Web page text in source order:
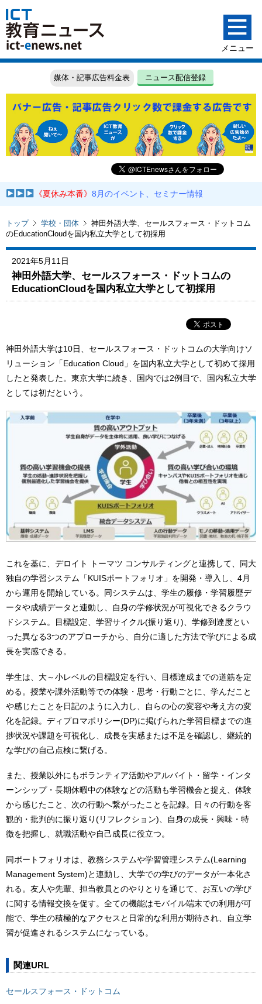
媒体・記事広告料金表 ニュース配信登録
《夏休み本番》8月のイベント、セミナー情報
トップ 学校・団体
神田外語大学、セールスフォース・ドットコム
のEducationCloudを国内私立大学として初採用
2021年5月11日
神田外語大学、セールスフォース・ドットコムの
EducationCloudを国内私立大学として初採用
神田外語大学は10日、セールスフォース・ドットコムの大学向けソ
リューション「Education Cloud」を国内私立大学として初めて採用
したと発表した。東京大学に続き、国内では2例目で、国内私立大学
としては初だという。
これを基に、デロイト トーマツ コンサルティングと連携して、同大
独自の学習システム「KUISポートフォリオ」を開発・導入し、4月
から運用を開始している。同システムは、学生の履修・学習履歴デ
ータや成績データと連動し、自身の学修状況が可視化できるクラウ
ドシステム。目標設定、学習サイクル(振り返り)、学修到達度とい
った異なる3つのアプローチから、自分に適した方法で学びによる成
長を実感できる。
学生は、大～小レベルの目標設定を行い、目標達成までの道筋を定
める。授業や課外活動等での体験・思考・行動ごとに、学んだこと
や感じたことを日記のように入力し、自らの心の変容や考え方の変
化を記録。ディプロマポリシー(DP)に掲げられた学習目標までの進
捗状況や課題を可視化し、成長を実感または不足を確認し、継続的
な学びの自己点検に繋げる。
また、授業以外にもボランティア活動やアルバイト・留学・インタ
ーンシップ・長期休暇中の体験などの活動も学習機会と捉え、体験
から感じたこと、次の行動へ繋がったことを記録。日々の行動を客
観的・批判的に振り返り(リフレクション)、自身の成長・興味・特
徴を把握し、就職活動や自己成長に役立つ。
同ポートフォリオは、教務システムや学習管理システム(Learning
Management System)と連動し、大学での学びのデータが一本化さ
れる。友人や先輩、担当教員とのやりとりを通じて、お互いの学び
に関する情報交換を促す。全ての機能はモバイル端末での利用が可
能で、学生の積極的なアクセスと日常的な利用が期待され、自立学
習が促進されるシステムになっている。
関連URL
セールスフォース・ドットコム